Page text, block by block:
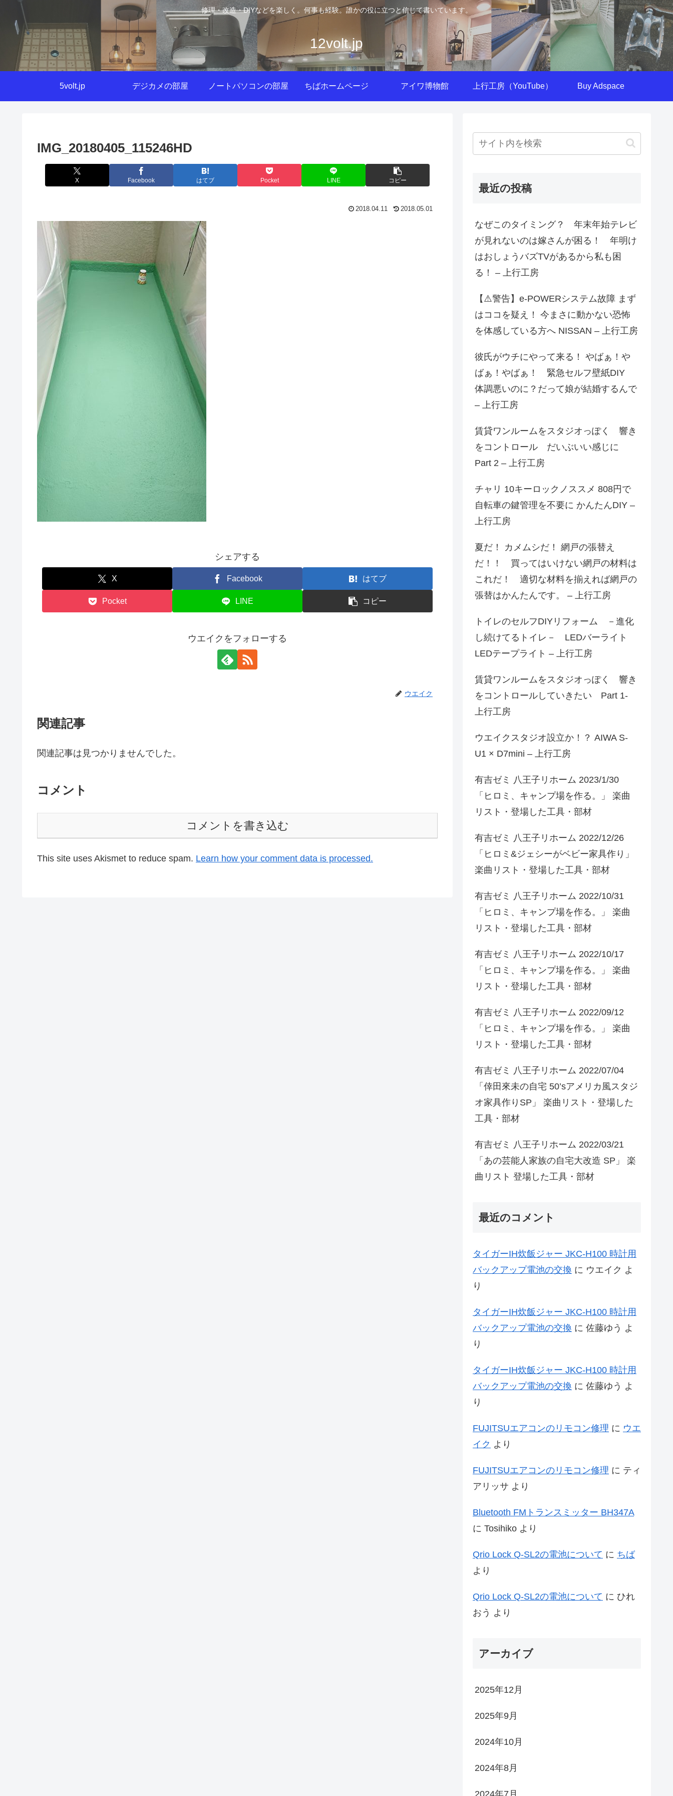
修理・改造・DIYなどを楽しく。何事も経験。誰かの役に立つと信じて書いています。
12volt.jp
5volt.jp デジカメの部屋 ノートパソコンの部屋 ちばホームページ アイワ博物館 上行工房（YouTube） Buy Adspace
IMG_20180405_115246HD
X Facebook はてブ Pocket LINE コピー
2018.04.11 2018.05.01
シェアする
X Facebook はてブ
Pocket LINE コピー
ウエイクをフォローする
ウエイク
関連記事
関連記事は見つかりませんでした。
コメント
コメントを書き込む
This site uses Akismet to reduce spam. Learn how your comment data is processed.
最近の投稿
なぜこのタイミング？ 年末年始テレビ
が見れないのは嫁さんが困る！ 年明け
はおしょうバズTVがあるから私も困
る！ – 上行工房
【⚠️警告】e-POWERシステム故障 まず
はココを疑え！ 今まさに動かない恐怖
を体感している方へ NISSAN – 上行工房
彼氏がウチにやって来る！ やばぁ！や
ばぁ！やばぁ！ 緊急セルフ壁紙DIY
体調悪いのに？だって娘が結婚するんで
– 上行工房
賃貸ワンルームをスタジオっぽく 響き
をコントロール だいぶいい感じに
Part 2 – 上行工房
チャリ 10キーロックノススメ 808円で
自転車の鍵管理を不要に かんたんDIY –
上行工房
夏だ！ カメムシだ！ 網戸の張替え
だ！！ 買ってはいけない網戸の材料は
これだ！ 適切な材料を揃えれば網戸の
張替はかんたんです。 – 上行工房
トイレのセルフDIYリフォーム －進化
し続けてるトイレ－ LEDバーライト
LEDテープライト – 上行工房
賃貸ワンルームをスタジオっぽく 響き
をコントロールしていきたい Part 1-
上行工房
ウエイクスタジオ設立か！？ AIWA S-
U1 × D7mini – 上行工房
有吉ゼミ 八王子リホーム 2023/1/30
「ヒロミ、キャンプ場を作る。」 楽曲
リスト・登場した工具・部材
有吉ゼミ 八王子リホーム 2022/12/26
「ヒロミ&ジェシーがベビー家具作り」
楽曲リスト・登場した工具・部材
有吉ゼミ 八王子リホーム 2022/10/31
「ヒロミ、キャンプ場を作る。」 楽曲
リスト・登場した工具・部材
有吉ゼミ 八王子リホーム 2022/10/17
「ヒロミ、キャンプ場を作る。」 楽曲
リスト・登場した工具・部材
有吉ゼミ 八王子リホーム 2022/09/12
「ヒロミ、キャンプ場を作る。」 楽曲
リスト・登場した工具・部材
有吉ゼミ 八王子リホーム 2022/07/04
「倖田來未の自宅 50’sアメリカ風スタジ
オ家具作りSP」 楽曲リスト・登場した
工具・部材
有吉ゼミ 八王子リホーム 2022/03/21
「あの芸能人家族の自宅大改造 SP」 楽
曲リスト 登場した工具・部材
最近のコメント
タイガーIH炊飯ジャー JKC-H100 時計用
バックアップ電池の交換 に ウエイク よ
り
タイガーIH炊飯ジャー JKC-H100 時計用
バックアップ電池の交換 に 佐藤ゆう よ
り
タイガーIH炊飯ジャー JKC-H100 時計用
バックアップ電池の交換 に 佐藤ゆう よ
り
FUJITSUエアコンのリモコン修理 に ウエ
イク より
FUJITSUエアコンのリモコン修理 に ティ
アリッサ より
Bluetooth FMトランスミッター BH347A
に Tosihiko より
Qrio Lock Q-SL2の電池について に ちば
より
Qrio Lock Q-SL2の電池について に ひれ
おう より
アーカイブ
2025年12月
2025年9月
2024年10月
2024年8月